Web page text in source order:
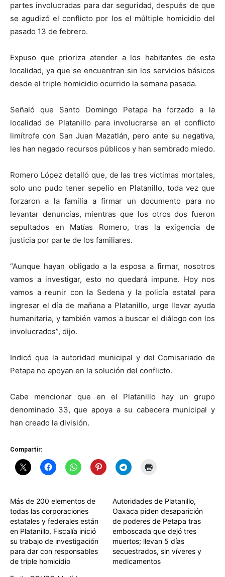
partes involucradas para dar seguridad, después de que
se agudizó el conflicto por los el múltiple homicidio del
pasado 13 de febrero.
Expuso que prioriza atender a los habitantes de esta
localidad, ya que se encuentran sin los servicios básicos
desde el triple homicidio ocurrido la semana pasada.
Señaló que Santo Domingo Petapa ha forzado a la
localidad de Platanillo para involucrarse en el conflicto
limítrofe con San Juan Mazatlán, pero ante su negativa,
les han negado recursos públicos y han sembrado miedo.
Romero López detalló que, de las tres víctimas mortales,
solo uno pudo tener sepelio en Platanillo, toda vez que
forzaron a la familia a firmar un documento para no
levantar denuncias, mientras que los otros dos fueron
sepultados en Matías Romero, tras la exigencia de
justicia por parte de los familiares.
“Aunque hayan obligado a la esposa a firmar, nosotros
vamos a investigar, esto no quedará impune. Hoy nos
vamos a reunir con la Sedena y la policía estatal para
ingresar el día de mañana a Platanillo, urge llevar ayuda
humanitaria, y también vamos a buscar el diálogo con los
involucrados”, dijo.
Indicó que la autoridad municipal y del Comisariado de
Petapa no apoyan en la solución del conflicto.
Cabe mencionar que en el Platanillo hay un grupo
denominado 33, que apoya a su cabecera municipal y
han creado la división.
Compartir:
Más de 200 elementos de
todas las corporaciones
estatales y federales están
en Platanillo, Fiscalía inició
su trabajo de investigación
para dar con responsables
de triple homicidio
Autoridades de Platanillo,
Oaxaca piden desaparición
de poderes de Petapa tras
emboscada que dejó tres
muertos; llevan 5 días
secuestrados, sin víveres y
medicamentos